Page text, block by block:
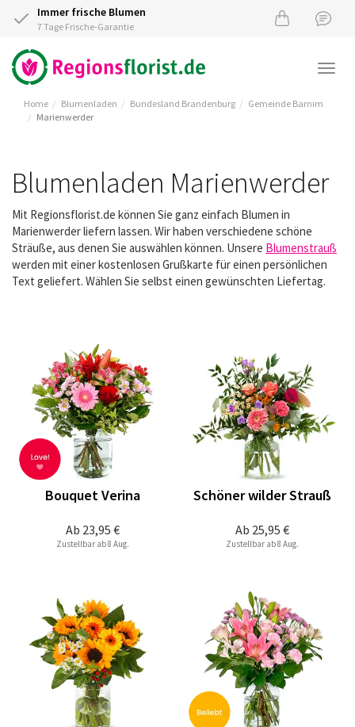
Immer frische Blumen
7 Tage Frische-Garantie
Home Blumenladen Bundesland Brandenburg
Gemeinde Barnim
Marienwerder
Blumenladen Marienwerder
Mit Regionsflorist.de können Sie ganz einfach Blumen in
Marienwerder liefern lassen. Wir haben verschiedene schöne
Sträuße, aus denen Sie auswählen können. Unsere Blumenstrauß
werden mit einer kostenlosen Grußkarte für einen persönlichen
Text geliefert. Wählen Sie selbst einen gewünschten Liefertag.
Ab 23,95 €
Bouquet Verina
Zustellbar ab 8 Aug.
Ab 25,95 €
Schöner wilder Strauß
Zustellbar ab 8 Aug.